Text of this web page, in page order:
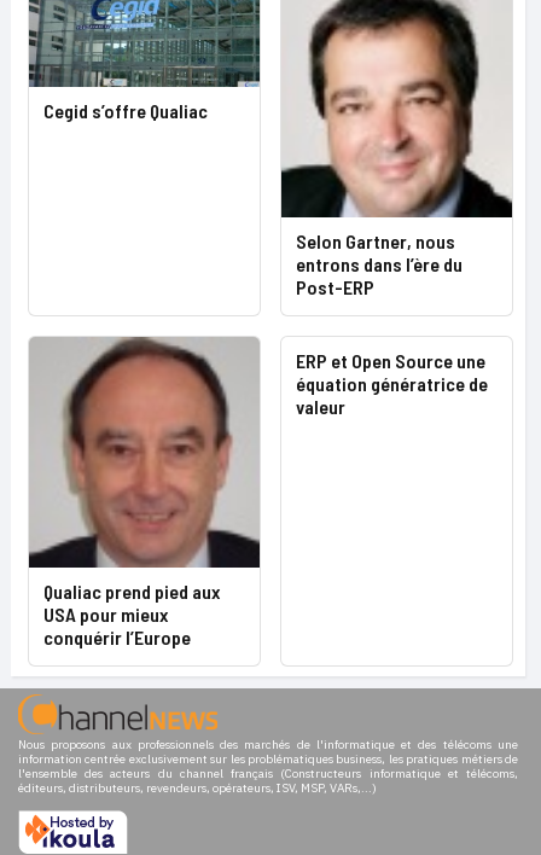
Cegid s’offre Qualiac
Selon Gartner, nous
entrons dans l’ère du
Post-ERP
Qualiac prend pied aux
USA pour mieux
conquérir l’Europe
ERP et Open Source une
équation génératrice de
valeur
Nous proposons aux professionnels des marchés de l'informatique et des télécoms une
information centrée exclusivement sur les problématiques business, les pratiques métiers de
l'ensemble des acteurs du channel français (Constructeurs informatique et télécoms,
éditeurs, distributeurs, revendeurs, opérateurs, ISV, MSP, VARs,...)